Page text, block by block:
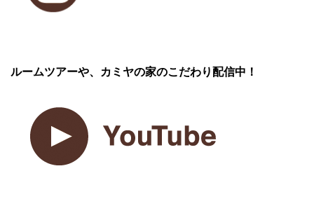
ルームツアーや、カミヤの家のこだわり配信中！